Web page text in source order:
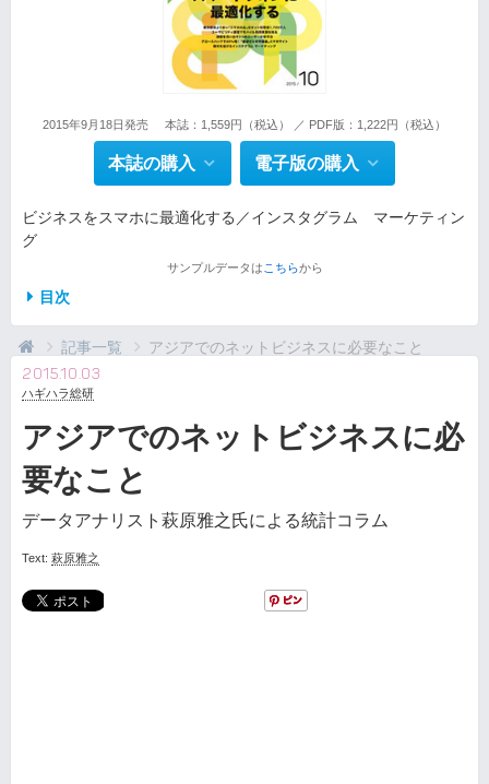
2015年9月18日発売 本誌：1,559円（税込） ／ PDF版：1,222円（税込）
本誌の購入 電子版の購入
ビジネスをスマホに最適化する／インスタグラム マーケティン
グ
サンプルデータは こちらから
目次
記事一覧 アジアでのネットビジネスに必要なこと
2015.10.03
ハギハラ総研
アジアでのネットビジネスに必
要なこと
データアナリスト萩原雅之氏による統計コラム
Text: 萩原雅之